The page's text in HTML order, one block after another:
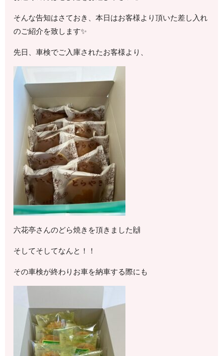
そんな告知はさておき、本日はお客様より頂いた差し入れ
のご紹介を致します✨
先日、車検でご入庫されたお客様より、
六花亭さんのどら焼きを頂きました🙌
そしてそしてなんと！！
その車検が終わりお車を納車する際にも